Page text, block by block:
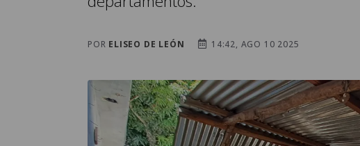
POR ELISEO DE LEÓN 14:42, AGO 10 2025